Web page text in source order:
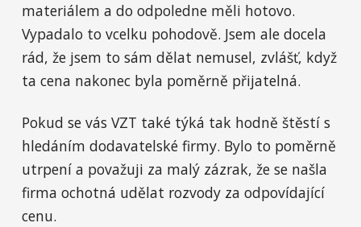
materiálem a do odpoledne měli hotovo.
Vypadalo to vcelku pohodově. Jsem ale docela
rád, že jsem to sám dělat nemusel, zvlášť, když
ta cena nakonec byla poměrně přijatelná.
Pokud se vás VZT také týká tak hodně štěstí s
hledáním dodavatelské firmy. Bylo to poměrně
utrpení a považuji za malý zázrak, že se našla
firma ochotná udělat rozvody za odpovídající
cenu.